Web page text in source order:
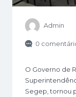
Admin
0
O Governo de
Segep, tornou